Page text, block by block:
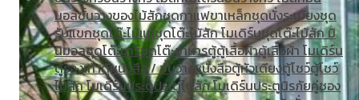
มอลชั้นวางของไม้สักชุดกาแฟขาเหล็กชุดนั่งระเบียงชุด
รับแขกชุดโต๊ะไม้แท้ชุดโต๊ะไม้สัก โมเดิร์นชุดโต๊ะไม้สัก มิ
นิมอลชุดโต๊ะบาร์ชุดโต๊ะอาหารตู้ตู้เสื้อผ้าตู้เสื้อผ้า โมเดิร์น
ตู้รองเท้าตู้หนังสือ / ชั้นวางหนังสือตู้หัวเตียงตู้โชว์ตู้โชว์
ไม้สัก โมเดิร์นประตูประตูไม้สัก โมเดิร์นประตูนิรภัยคู่ชอง